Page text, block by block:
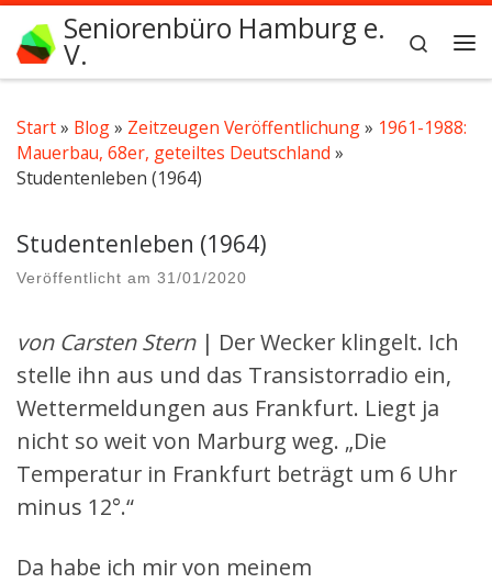
Zum Inhalt springen
Seniorenbüro Hamburg e.
V.
Search
Start» Blog» Zeitzeugen Veröffentlichung» 1961-1988:
Mauerbau, 68er, geteiltes Deutschland »
Studentenleben (1964)
Studentenleben (1964)
Veröffentlicht am 31/01/2020
von Carsten Stern| Der Wecker klingelt. Ich
stelle ihn aus und das Transistorradio ein,
Wettermeldungen aus Frankfurt. Liegt ja
nicht so weit von Marburg weg. „Die
Temperatur in Frankfurt beträgt um 6 Uhr
minus 12°.“
Da habe ich mir von meinem